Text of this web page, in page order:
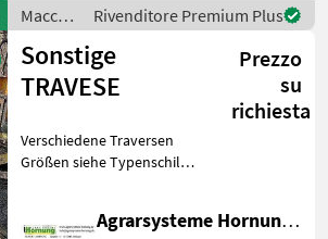
Miniescavatori
Macchine
edili /
Kubota
Rivenditore Premium Plus
Sonstige
TRAVESE
Prezzo
su
richiesta
Verschiedene Traversen
Größen siehe Typenschild
macchine edili
Agrarsysteme Hornung GmbH & Co. KG